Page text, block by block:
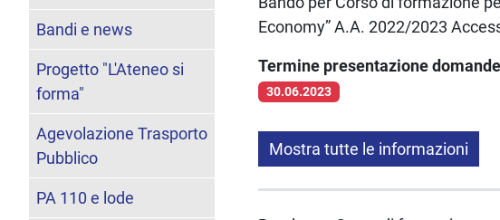
Economy” A.A. 2022/2023
Termine presentazione domande
30.06.2023
Mostra tutte le informazioni
Bandi e news
Progetto "L'Ateneo si
forma"
Agevolazione Trasporto
Pubblico
PA 110 e lode